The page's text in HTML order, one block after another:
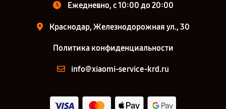
Ежедневно, с 10:00 до 20:00
Краснодар, Железнодорожная ул., 30
Политика конфиденциальности
info@xiaomi-service-krd.ru